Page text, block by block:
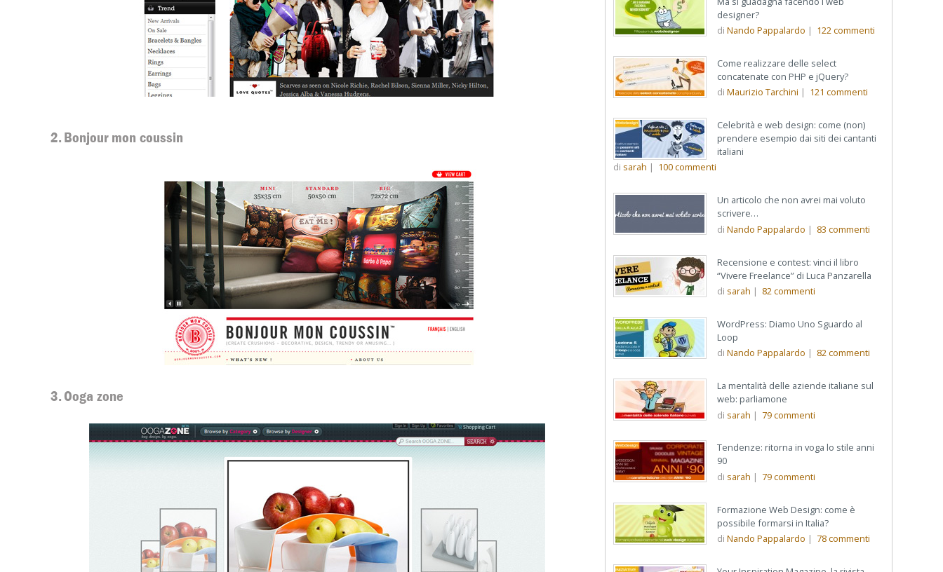
2. Bonjour mon coussin
3. Ooga zone
designer?
di Nando Pappalardo | 122commenti
Come realizzare delle select
concatenate con PHP e jQuery?
di Maurizio Tarchini | 121 commenti
Celebrità e web design: come (non)
prendere esempio dai siti dei cantanti
italiani
di sarah | 100commenti
Un articolo che non avrei mai voluto
scrivere…
di Nando Pappalardo | 83 commenti
Recensione e contest: vinci il libro
“Vivere Freelance” di Luca Panzarella
di sarah | 82commenti
WordPress: Diamo Uno Sguardo al
Loop
di Nando Pappalardo | 82commenti
La mentalità delle aziende italiane sul
web: parliamone
di sarah | 79commenti
Tendenze: ritorna in voga lo stile anni
90
di sarah | 79commenti
Formazione Web Design: come è
possibile formarsi in Italia?
di Nando Pappalardo | 78commenti